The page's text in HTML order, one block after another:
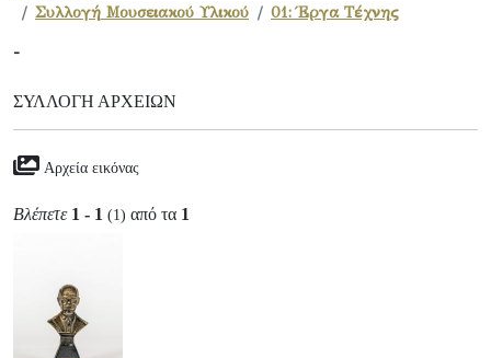
Συλλογή Μουσειακού Υλικού
01: Έργα Τέχνης
-
ΣΥΛΛΟΓΉ ΑΡΧΕΊΩΝ
Αρχεία εικόνας
Βλέπετε 1 - 1 (1) από τα 1